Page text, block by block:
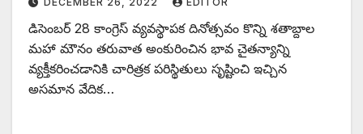
‌డిసెంబర్‌ 28 ‌కాంగ్రెస్‌ ‌వ్యవస్థాపక దినోత్సవం కొన్ని శతాబ్దాల
మహా మౌనం తరువాత అంకురించిన భావ చైతన్యాన్ని
వ్యక్తీకరించడానికి చారిత్రక పరిస్థితులు సృష్టించి ఇచ్చిన
అసమాన వేదిక…